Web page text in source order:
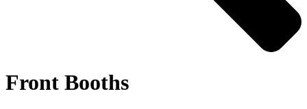
Front Booths